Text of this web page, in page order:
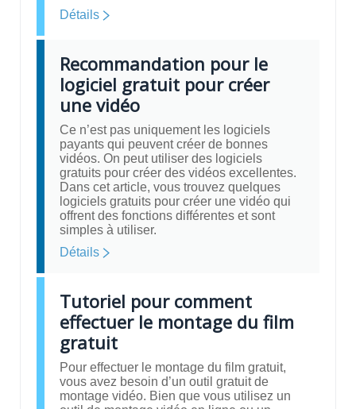
Détails
Recommandation pour le
logiciel gratuit pour créer
une vidéo
Ce n’est pas uniquement les logiciels
payants qui peuvent créer de bonnes
vidéos. On peut utiliser des logiciels
gratuits pour créer des vidéos excellentes.
Dans cet article, vous trouvez quelques
logiciels gratuits pour créer une vidéo qui
offrent des fonctions différentes et sont
simples à utiliser.
Détails
Tutoriel pour comment
effectuer le montage du film
gratuit
Pour effectuer le montage du film gratuit,
vous avez besoin d’un outil gratuit de
montage vidéo. Bien que vous utilisez un